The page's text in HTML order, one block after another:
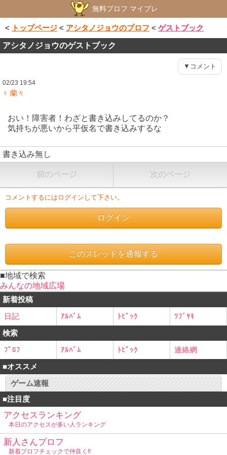
無料プロフ マイプレ
< トップページ < アシタノジョウのプロフ < ゲストブック
アシタノジョウのゲストブック
▼コメント
02/23 19:54
♀ 蘭々
おい！障害者！わざと書き込みしてるのか？
気持ちが悪いから平仮名で書き込みするな
書き込み無し
前のページ 次のページ
コメントするにはログインして下さい。
■地域で検索
みんなの地域広場
新着投稿
日記
ｱﾙﾊﾞﾑ ﾄﾋﾟｯｸ
ﾂﾌﾞﾔｷ
検索
ﾌﾟﾛﾌ
ｱﾙﾊﾞﾑ ﾄﾋﾟｯｸ
連絡網
■オススメ
ゲーム速報
■注目度
アクセスランキング
本日のアクセスが多い人ランキング
新人さんプロフ
新着プロフチェックで仲良く!!